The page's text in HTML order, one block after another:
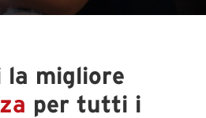
la migliore
per tutti i